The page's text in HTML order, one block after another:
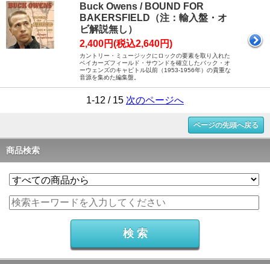
Buck Owens / BOUND FOR
BAKERSFIELD（注：輸入盤・オ
ビ解説無し）
2,400円(税込2,640円)
カントリー・ミュージックにロックの要素を取り入れた
ベイカーズフィールド・サウンドを確立したバック・オ
ーウェンズのキャピトル以前（1953-1956年）の貴重な
音源を集めた編集盤。
1-12 / 15 次のページへ
ページの先頭へ戻る
商品検索